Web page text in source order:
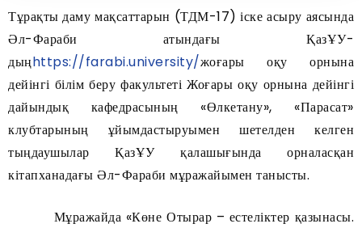
Тұрақты даму мақсаттарын (ТДМ-17) іске асыру аясында
Әл-Фараби атындағы ҚазҰУ-
дыңhttps://farabi.university/жоғары оқу орнына
дейінгі білім беру факультеті Жоғары оқу орнына дейінгі
дайындық кафедрасының «Өлкетану», «Парасат»
клубтарының ұйымдастыруымен шетелден келген
тыңдаушылар ҚазҰУ қалашығында орналасқан
кітапханадағы Әл-Фараби мұражайымен танысты.
Мұражайда «Көне Отырар – естеліктер қазынасы.